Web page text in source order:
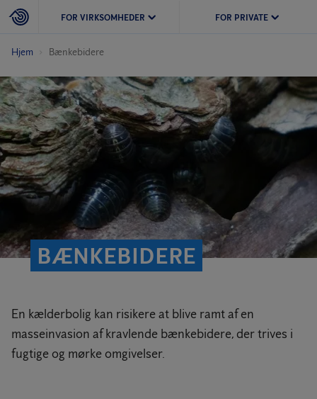
FOR VIRKSOMHEDER FOR PRIVATE
Hjem Bænkebidere
BÆNKEBIDERE
En kælderbolig kan risikere at blive ramt af en
masseinvasion af kravlende bænkebidere, der trives i
fugtige og mørke omgivelser.